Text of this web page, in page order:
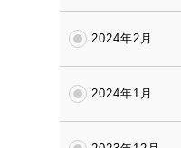
2024年2月
2024年1月